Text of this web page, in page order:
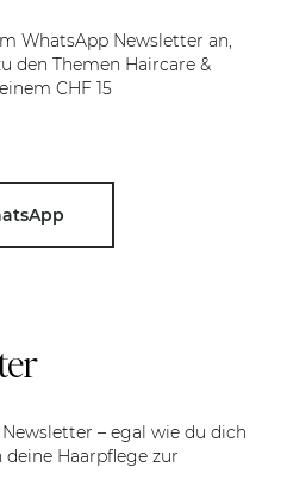
WhatsApp Newsletter an,
den Themen Haircare &
CHF 15
– egal wie du dich
Haarpflege zur